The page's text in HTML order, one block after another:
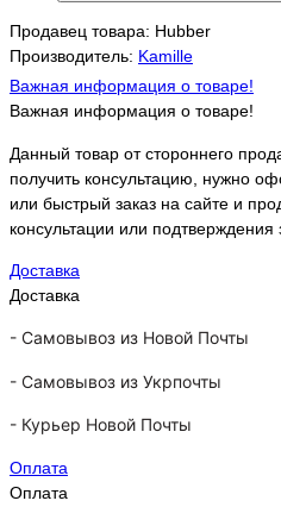
Продавец товара: Hubber
Производитель: Kamille
Важная информация о товаре!
Важная информация о товаре!
Данный товар от стороннего
получить консультацию, нужно
или быстрый заказ на сайте и
консультации или подтверждения
Доставка
Доставка
- Самовывоз из Новой Почты
- Самовывоз из Укрпочты
- Курьер Новой Почты
Оплата
Оплата